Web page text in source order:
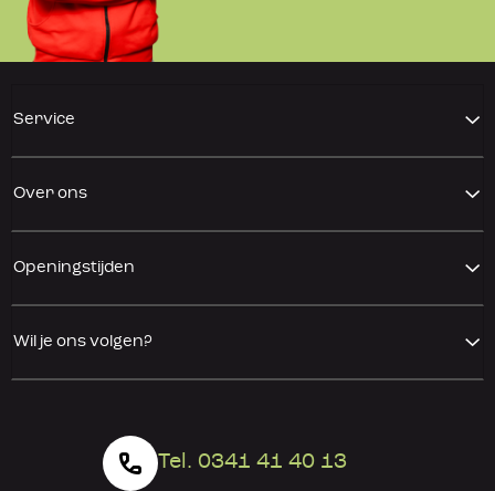
Service
Over ons
Openingstijden
Wil je ons volgen?
Tel. 0341 41 40 13